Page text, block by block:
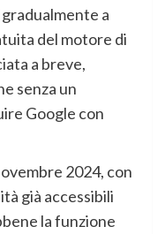
a
del motore di
a breve,
senza un
Google con
2024, con
già accessibili
la funzione